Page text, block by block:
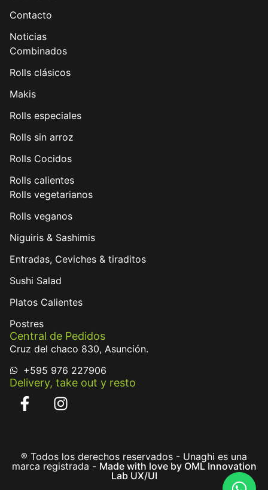
Contacto
Noticias
Combinados
Rolls clásicos
Makis
Rolls especiales
Rolls sin arroz
Rolls Cocidos
Rolls calientes
Rolls vegetarianos
Rolls veganos
Niguiris & Sashimis
Entradas, Ceviches & tiraditos
Sushi Salad
Platos Calientes
Postres
Central de Pedidos
Cruz del chaco 830, Asunción.
+595 976 227906
Delivery, take out y resto
® Todos los derechos reservados - Unaghi es una
marca registrada - Made with love by OML Innovation
Lab UX/UI